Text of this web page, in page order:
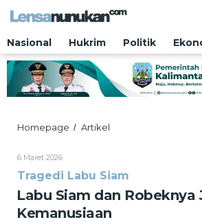
Nasional
Hukrim Politik
Homepage / Artikel
Jantung
Kemanusiaan
6 Maret 2026Oleh
Tragedi Labu Siam
Labu Siam dan Robeknya
Kemanusiaan